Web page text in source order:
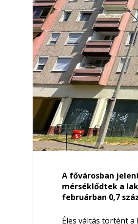
A fővárosban
mérséklődtek a
februárban 0,7
Éles váltás történt a